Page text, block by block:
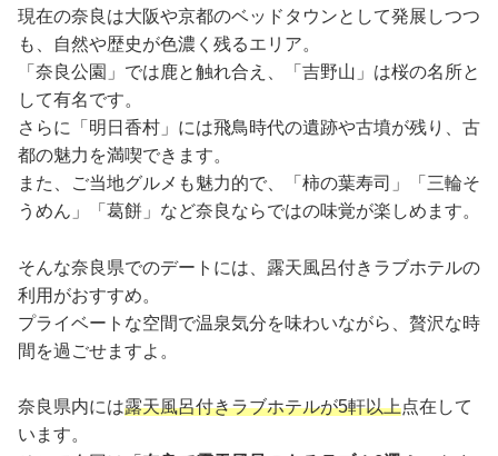
現在の奈良は大阪や京都のベッドタウンとして発展しつつ
も、自然や歴史が色濃く残るエリア。
「奈良公園」では鹿と触れ合え、「吉野山」は桜の名所と
して有名です。
さらに「明日香村」には飛鳥時代の遺跡や古墳が残り、古
都の魅力を満喫できます。
また、ご当地グルメも魅力的で、「柿の葉寿司」「三輪そ
うめん」「葛餅」など奈良ならではの味覚が楽しめます。
そんな奈良県でのデートには、露天風呂付きラブホテルの
利用がおすすめ。
プライベートな空間で温泉気分を味わいながら、贅沢な時
間を過ごせますよ。
奈良県内には露天風呂付きラブホテルが5軒以上点在して
います。